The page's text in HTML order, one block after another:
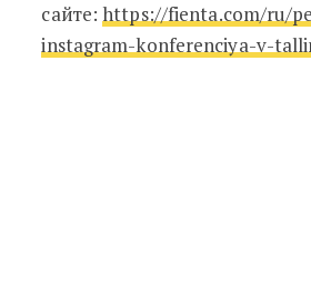
сайте:https://fienta.com/ru/
instagram-konferenciya-v-